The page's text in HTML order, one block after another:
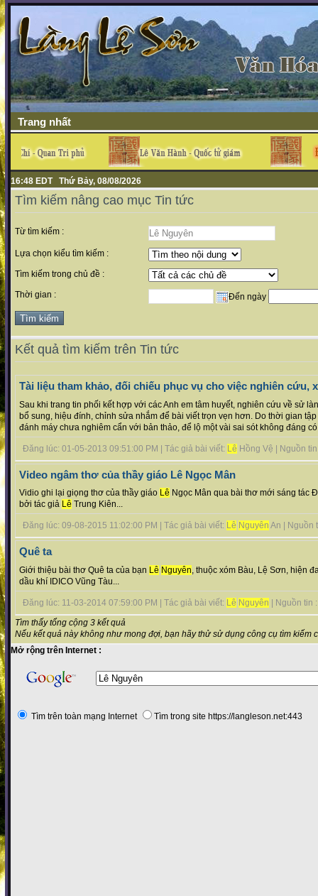
Trang nhất
16:48 EDT Thứ Bảy, 08/08/2026
Tìm kiếm nâng cao mục Tin tức
Từ tìm kiếm :
Lựa chọn kiểu tìm kiếm :
Tìm kiếm trong chủ đề :
Thời gian : Đến ngày
Kết quả tìm kiếm trên Tin tức
Tài liệu tham khảo, đối chiếu phục vụ cho việc nghiên cứu,
Sau khi trang tin phối kết hợp với các Anh em tâm huyết, nghiên cứu về sử
bổ sung, hiệu đính, chỉnh sửa nhắm để bài viết trọn vẹn hơn. Do thời gian
đánh máy chưa nghiêm cẩn với bản thảo, để lộ một vài sai sót không đáng
Đăng lúc: 01-05-2013 09:51:00 PM | Tác giả bài viết: Lê Hồng Vệ | Nguồn
Video ngâm thơ của thầy giáo Lê Ngọc Mân
Vidio ghi lại giọng thơ của thầy giáo Lê Ngọc Mân qua bài thơ mới sáng tác
bởi tác giả Lê Trung Kiên...
Đăng lúc: 09-08-2015 11:02:00 PM | Tác giả bài viết: Lê Nguyên An | Nguồn
Quê ta
Giới thiệu bài thơ Quê ta của bạn Lê Nguyên , thuộc xóm Bàu, Lệ Sơn, hiện
dầu khí IDICO Vũng Tàu...
Đăng lúc: 11-03-2014 07:59:00 PM | Tác giả bài viết: Lê Nguyên | Nguồn tin
Tìm thấy tổng cộng 3 kết quả
Nếu kết quả này không như mong đợi, bạn hãy thử sử dụng công cụ tìm kiếm
Mở rộng trên Internet :
Tìm trên toàn mạng Internet Tìm trong site https://langleson.net:443